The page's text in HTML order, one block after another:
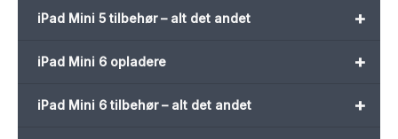
+
iPad Mini 5 tilbehør – alt det andet
+
iPad Mini 6 opladere
+
iPad Mini 6 tilbehør – alt det andet